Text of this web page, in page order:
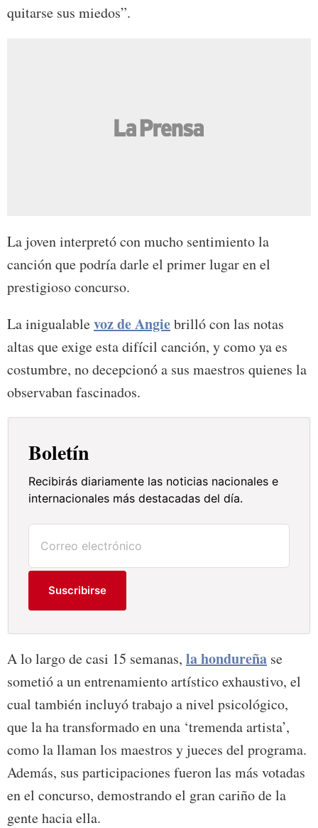
quitarse sus miedos”.
La joven interpretó con mucho sentimiento la
canción que podría darle el primer lugar en el
prestigioso concurso.
La inigualablevoz de Angiebrilló con las notas
altas que exige esta difícil canción, y como ya es
costumbre, no decepcionó a sus maestros quienes la
observaban fascinados.
Boletín
Recibirás diariamente las noticias nacionales e
internacionales más destacadas del día.
Suscribirse
A lo largo de casi 15 semanas, la hondureña se
sometió a un entrenamiento artístico exhaustivo, el
cual también incluyó trabajo a nivel psicológico,
que la ha transformado en una ‘tremenda artista’,
como la llaman los maestros y jueces del programa.
Además, sus participaciones fueron las más votadas
en el concurso, demostrando el gran cariño de la
gente hacia ella.